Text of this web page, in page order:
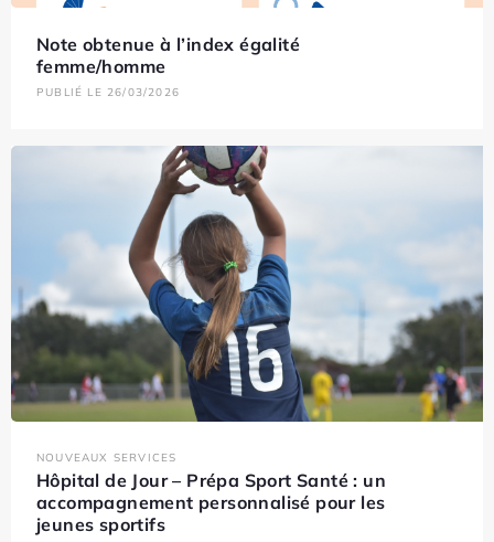
Note obtenue à l’index égalité
femme/homme
PUBLIÉ LE 26/03/2026
NOUVEAUX SERVICES
Hôpital de Jour – Prépa Sport Santé : un
accompagnement personnalisé pour les
jeunes sportifs